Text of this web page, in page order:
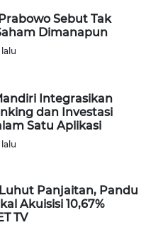
Sebut Tak
Dimanapun
Integrasikan
dan Investasi
Satu Aplikasi
Panjaitan, Pandu
Akuisisi 10,67%
TV